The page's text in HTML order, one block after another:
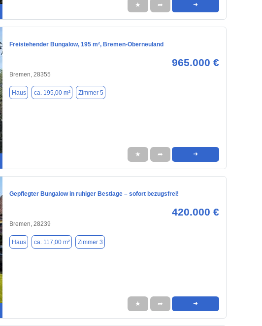
★ ➦ ➜
Freistehender Bungalow, 195 m², Bremen-Oberneuland
965.000 €
Bremen, 28355
Haus ca. 195,00 m² Zimmer 5
★ ➦ ➜
Gepflegter Bungalow in ruhiger Bestlage – sofort bezugsfrei!
420.000 €
Bremen, 28239
Haus ca. 117,00 m² Zimmer 3
★ ➦ ➜